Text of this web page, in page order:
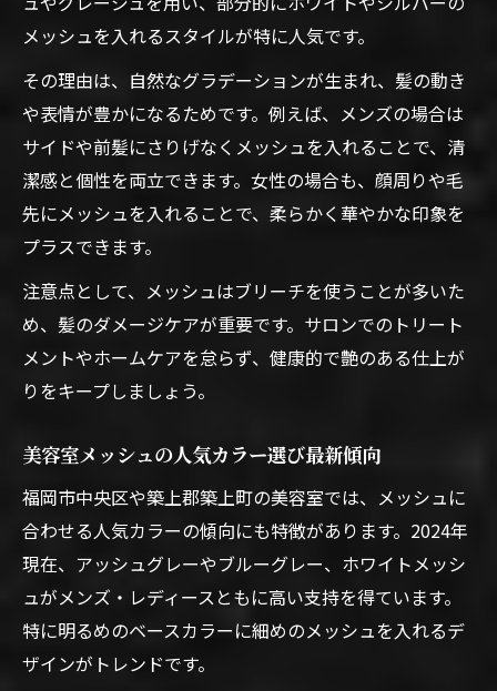
メッシュを入れるスタイルが特に人気です。
その理由は、自然なグラデーションが生まれ、髪の動き
や表情が豊かになるためです。例えば、メンズの場合は
サイドや前髪にさりげなくメッシュを入れることで、清
潔感と個性を両立できます。女性の場合も、顔周りや毛
先にメッシュを入れることで、柔らかく華やかな印象を
プラスできます。
注意点として、メッシュはブリーチを使うことが多いた
め、髪のダメージケアが重要です。サロンでのトリート
メントやホームケアを怠らず、健康的で艶のある仕上が
りをキープしましょう。
美容室メッシュの人気カラー選び最新傾向
福岡市中央区や築上郡築上町の美容室では、メッシュに
合わせる人気カラーの傾向にも特徴があります。2024年
現在、アッシュグレーやブルーグレー、ホワイトメッシ
ュがメンズ・レディースともに高い支持を得ています。
特に明るめのベースカラーに細めのメッシュを入れるデ
ザインがトレンドです。